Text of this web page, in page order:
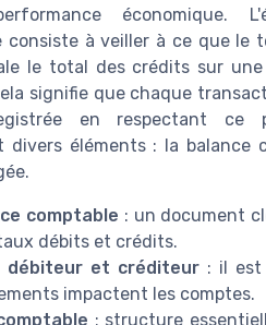
économique.
consiste à veiller à ce que le
le total des crédits sur une
signifie que chaque
en respectant ce
divers éléments : la balance
comptable : un document
débits et crédits.
débiteur et créditeur : il est
impactent les comptes.
: structure